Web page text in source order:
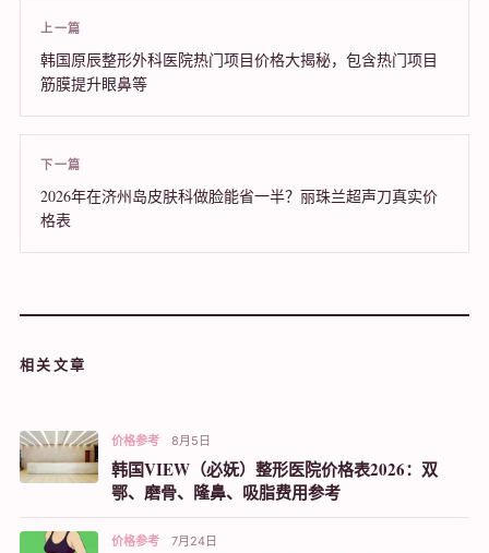
上一篇
韩国原辰整形外科医院热门项目价格大揭秘，包含热门项目
筋膜提升眼鼻等
下一篇
2026年在济州岛皮肤科做脸能省一半？丽珠兰超声刀真实价
格表
相关文章
价格参考 8月5日
韩国VIEW（必妩）整形医院价格表2026：双
鄂、磨骨、隆鼻、吸脂费用参考
价格参考 7月24日